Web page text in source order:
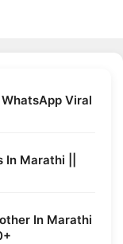
WhatsApp Viral
Marathi ||
In Marathi